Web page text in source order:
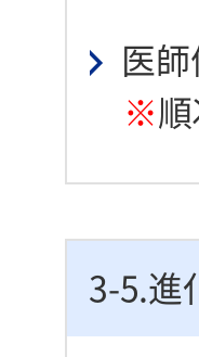
医
※
3-5.進